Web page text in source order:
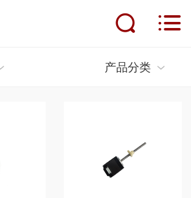
产品分类